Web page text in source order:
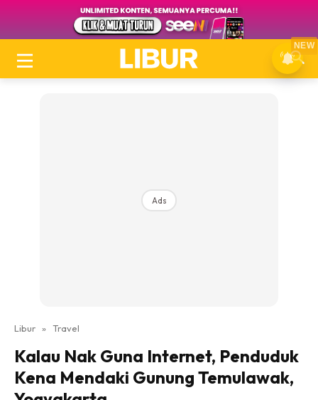
Ads
Libur » Travel
Kalau Nak Guna Internet, Penduduk
Kena Mendaki Gunung Temulawak,
NEW